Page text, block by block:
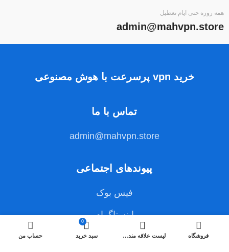
همه روزه حتی ایام تعطیل
admin@mahvpn.store
خرید vpn پرسرعت با هوش مصنوعی
تماس با ما
admin@mahvpn.store
پیوندهای اجتماعی
فیس بوک
اینستاگرام
فروشگاه لیست علاقه مندی ها
0
سبد خرید حساب من